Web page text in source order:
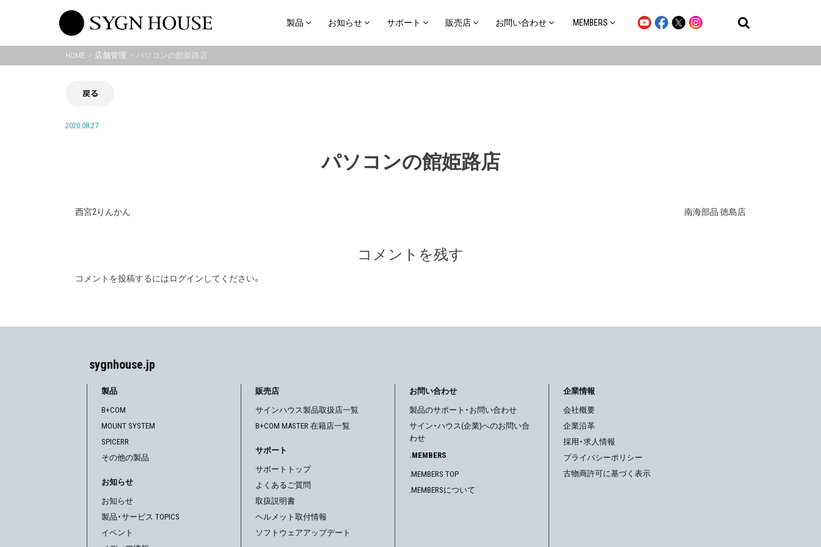
製品 お知らせ サポート 販売店 お問い合わせ .MEMBERS
HOME 店舗管理 パソコンの館姫路店
戻る
2020.08.27
パソコンの館姫路店
投
ョ
西宮2りんかん 南海部品 徳島店
コメントを残す
コメントを投稿するにはログイン してください。
sygnhouse.jp
製品
B+COM
MOUNT SYSTEM
SPICERR
その他の製品
お知らせ
お知らせ
製品・サービス TOPICS
イベント
販売店
サインハウス製品取扱店一覧
B+COM MASTER 在籍店一覧
サポート
サポートトップ
よくあるご質問
取扱説明書
ヘルメット取付情報
ソフトウェアアップデート
お問い合わせ
製品のサポート・お問い合わせ
サイン・ハウス(企業)へのお問い合
わせ
.MEMBERS
.MEMBERS TOP
.MEMBERSについて
企業情報
会社概要
企業沿革
採用・求人情報
プライバシーポリシー
古物商許可に基づく表示